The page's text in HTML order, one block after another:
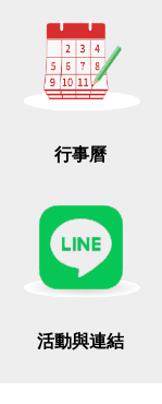
行事曆
活動與連結